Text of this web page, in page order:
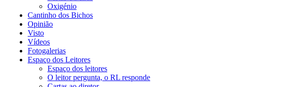
Oxigénio
Cantinho dos Bichos
Opinião
Visto
Vídeos
Fotogalerias
Espaço dos Leitores
Espaço dos leitores
O leitor pergunta, o RL responde